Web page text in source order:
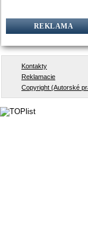
REKLAMA
Kontakty
Reklamacie
Copyright (Autorské